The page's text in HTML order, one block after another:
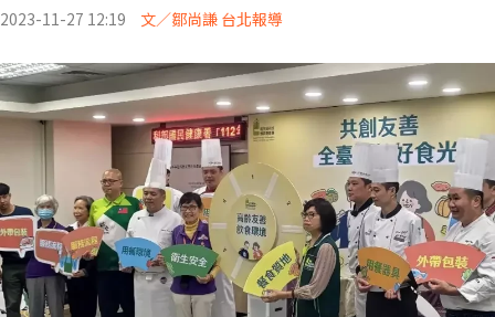
2023-11-27 12:19 文／鄒尚謙 台北報導